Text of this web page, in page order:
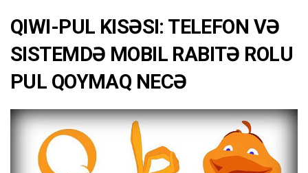
QIWI-PUL KISƏSI: TELEFON VƏ
SISTEMDƏ MOBIL RABITƏ ROLU
PUL QOYMAQ NECƏ